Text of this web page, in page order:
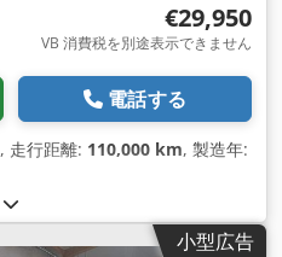
€29,950
VB 消費税を別途表示できません
電話する
, 走行距離: 110,000 km, 製造年:
小型広告